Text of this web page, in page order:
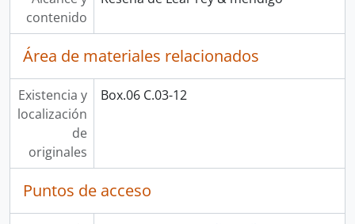
contenido
Área de materiales relacionados
Existencia y
localización
de
originales
Box.06 C.03-12
Puntos de acceso